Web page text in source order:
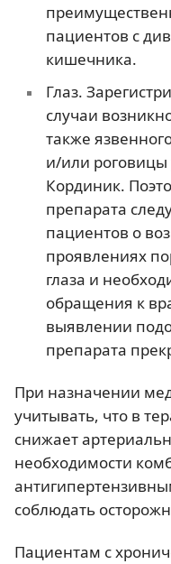
пациентов с
кишечника.
Глаз.
случаи
также
и/или
Кординик.
препарата
пациентов о
проявлениях
глаза и
обращения к
выявлении
препарата
При назначении
учитывать, что в
снижает
необходимости
соблюдать
Пациентам с